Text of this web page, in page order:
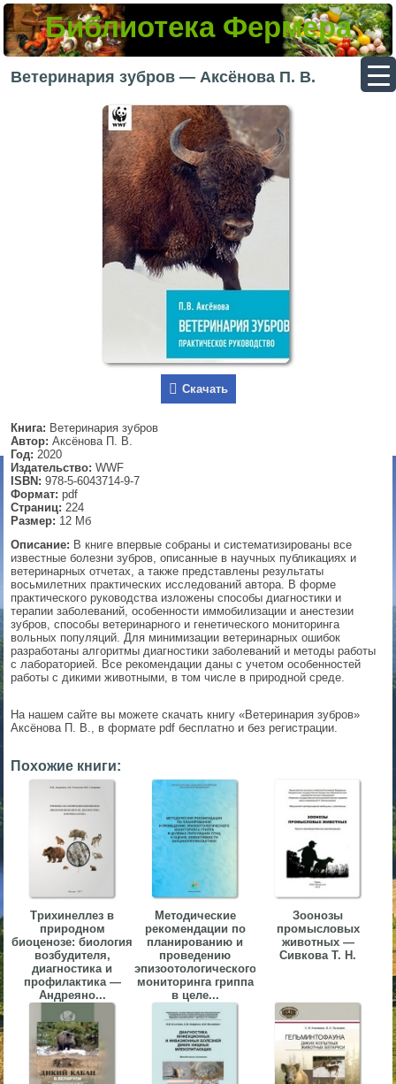
Библиотека Фермера
Ветеринария зубров — Аксёнова П. В.
Скачать
Книга: Ветеринария зубров
Автор: Аксёнова П. В.
Год: 2020
Издательство: WWF
ISBN: 978-5-6043714-9-7
Формат: pdf
Страниц: 224
Размер: 12 Мб
Описание: В книге впервые собраны и систематизированы все
известные болезни зубров, описанные в научных публикациях и
ветеринарных отчетах, а также представлены результаты
восьмилетних практических исследований автора. В форме
практического руководства изложены способы диагностики и
терапии заболеваний, особенности иммобилизации и анестезии
зубров, способы ветеринарного и генетического мониторинга
вольных популяций. Для минимизации ветеринарных ошибок
разработаны алгоритмы диагностики заболеваний и методы работы
с лабораторией. Все рекомендации даны с учетом особенностей
работы с дикими животными, в том числе в природной среде.
На нашем сайте вы можете скачать книгу «Ветеринария зубров»
Аксёнова П. В., в формате pdf бесплатно и без регистрации.
Похожие книги:
Трихинеллез в
природном
биоценозе: биология
возбудителя,
диагностика и
профилактика —
Андреяно...
Методические
рекомендации по
планированию и
проведению
эпизоотологического
мониторинга гриппа
в целе...
Зоонозы
промысловых
животных —
Сивкова Т. Н.
▼
▼
▼
▼
▼
▼
▼